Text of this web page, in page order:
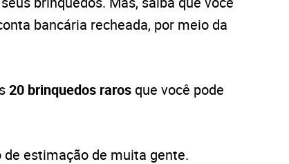
bancária recheada, por meio da
20 brinquedos raros que você pode
estimação de muita gente.